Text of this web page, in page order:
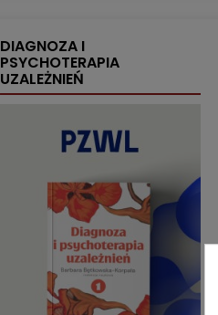
DIAGNOZA I
PSYCHOTERAPIA
UZALEŻNIEŃ